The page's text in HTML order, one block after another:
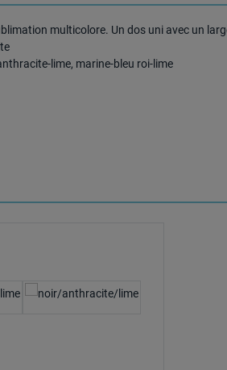
multicolore. Un dos uni avec un
lime, marine-bleu roi-lime